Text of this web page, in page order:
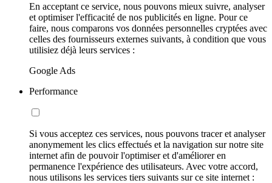
En acceptant ce service, nous pouvons mieux suivre, analyser
et optimiser l'efficacité de nos publicités en ligne. Pour ce
faire, nous comparons vos données personnelles cryptées avec
celles des fournisseurs externes suivants, à condition que vous
utilisiez déjà leurs services :
Google Ads
Performance
Si vous acceptez ces services, nous pouvons tracer et analyser
anonymement les clics effectués et la navigation sur notre site
internet afin de pouvoir l'optimiser et d'améliorer en
permanence l'expérience des utilisateurs. Avec votre accord,
nous utilisons les services tiers suivants sur ce site internet :